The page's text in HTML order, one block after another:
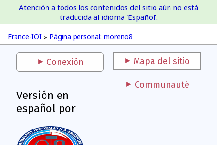
France-IOI
France-IOI » Página personal: moreno8
Atención a todos los contenidos del sitio aún no está
traducida al idioma 'Español'.
Conexión Mapa del sitio
Versión en
español por
Communauté